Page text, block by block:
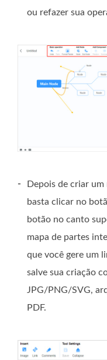
ou refazer sua
-
Depois de criar um
basta clicar no
botão no canto
mapa de partes
que você gere um
salve sua criação
JPG/PNG/SVG,
PDF.